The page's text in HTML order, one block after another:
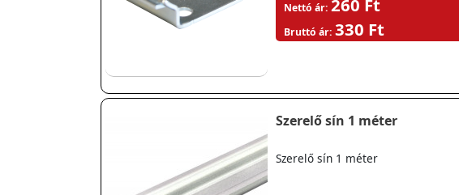
Nettó ár: 260 Ft
Bruttó ár: 330 Ft
Szerelő sín 1 méter
Szerelő sín 1 méter